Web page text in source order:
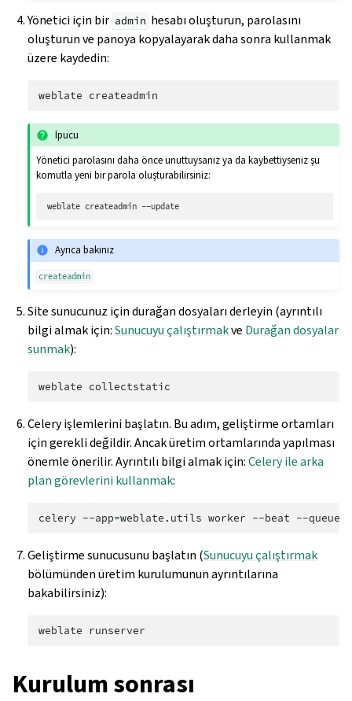
Yönetici için bir admin hesabı oluşturun, parolasını
oluşturun ve panoya kopyalayarak daha sonra kullanmak
üzere kaydedin:
weblate
İpucu
Yönetici parolasını daha önce unuttuysanız ya da kaybettiyseniz şu
komutla yeni bir parola oluşturabilirsiniz:
weblate createadmin
Ayrıca bakınız
createadmin
Site sunucunuz için durağan dosyaları derleyin (ayrıntılı
bilgi almak için:Sunucuyu çalıştırmakve Durağan dosyalar
sunmak):
weblate
Celery işlemlerini başlatın. Bu adım, geliştirme ortamları
için gerekli değildir. Ancak üretim ortamlarında yapılması
önemle önerilir. Ayrıntılı bilgi almak için:Celery ile arka
plan görevlerini kullanmak:
celery --app=weblate.utils worker --beat --queues
Geliştirme sunucusunu başlatın (Sunucuyu çalıştırmak
bölümünden üretim kurulumunun ayrıntılarına
bakabilirsiniz):
weblate
Kurulum sonrası